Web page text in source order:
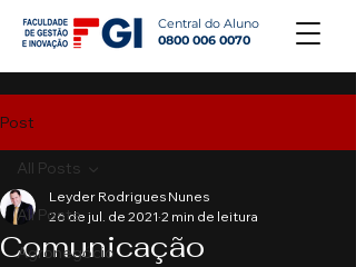
Central do Aluno
0800 006 0070
Post
All Posts
Agronegócio
All Posts
Comunicação
Leyder Rodrigues Nunes
26 de jul. de 2021 2 min de leitura